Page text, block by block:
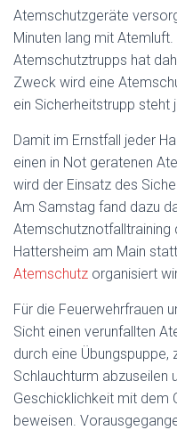
Atemschutzgeräte
Minuten lang mit
Atemschutztrupps hat
Zweck wird eine
ein Sicherheitstrupp
Damit im Ernstfall jeder
einen in Not geratenen
wird der Einsatz des
Am Samstag fand dazu
Atemschutznotfalltraining
Hattersheim am Main
Atemschutz organisiert
Für die Feuerwehrfrauen
Sicht einen verunfallten
durch eine
Schlauchturm abzuseilen
Geschicklichkeit mit dem
beweisen.